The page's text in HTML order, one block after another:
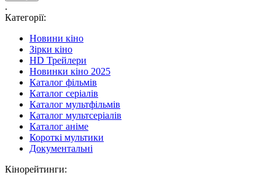
.
Категорії:
Новини кіно
Зірки кіно
HD Трейлери
Новинки кіно 2025
Каталог фільмів
Каталог серіалів
Каталог мультфільмів
Каталог мультсеріалів
Каталог аніме
Короткі мультики
Документальні
Кінорейтинги: